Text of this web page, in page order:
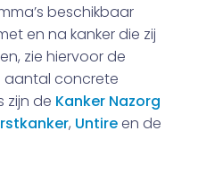
beschikbaar
en na kanker die zij
zie hiervoor de
aantal concrete
zijn de Kanker Nazorg
, Untireen de